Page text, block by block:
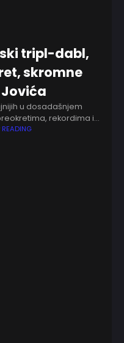
tripl-dabl,
skromne
u dosadašnjem
rekordima i
uticaj srpskih
READING